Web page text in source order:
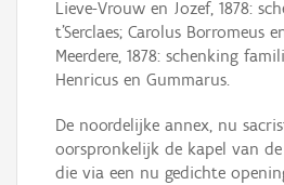
Lieve-Vrouw en Jozef, 1878:
t’Serclaes; Carolus Borromeus
Meerdere, 1878: schenking
Henricus en Gummarus.
De noordelijke annex, nu
oorspronkelijk de kapel van de
die via een nu gedichte